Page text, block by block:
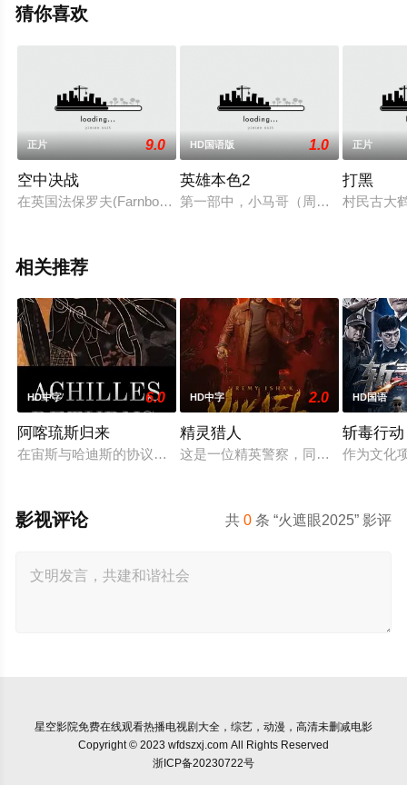
猜,查亚尼·里提玛等演员精彩演绎的香港电影，手机免费在
猜你喜欢
正片 9.0
空中决战
在英国法保罗夫(Farnborough)航空展上，一架幻影2000在飞行
HD国语版 1.0
英雄本色2
第一部中，小马哥（周润发 饰）死
正片
打黑
村民古大
相关推荐
HD中字 6.0
阿喀琉斯归来
在宙斯与哈迪斯的协议下，年迈的阿喀琉斯被忒提斯从冥界释放
HD中字 2.0
精灵猎人
这是一位精英警察，同时也是精灵猎
HD国语
斩毒行动
作为文化
共0 条 “火遮眼2025” 影评
影视评论
星空影院免费在线观看热播电视剧大全，综艺，动漫，高清未删减电影
Copyright © 2023 wfdszxj.com All Rights Reserved
浙ICP备20230722号